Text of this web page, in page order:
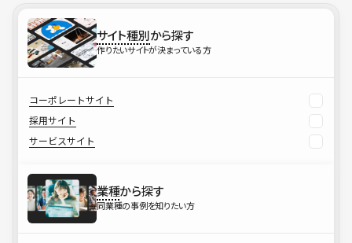
サイト種別から探す
作りたいサイトが決まっている方
コーポレートサイト
採用サイト
サービスサイト
業種から探す
同業種の事例を知りたい方